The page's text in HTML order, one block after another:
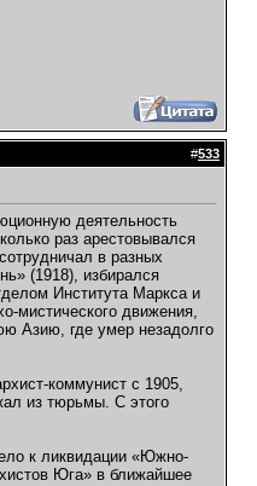
#533
деятельность
раз арестовывался
в разных
(1918), избирался
Института Маркса и
мистического движения,
Азию, где умер незадолго
коммунист с 1905,
из тюрьмы. С этого
к ликвидации «Южно-
Юга» в ближайшее